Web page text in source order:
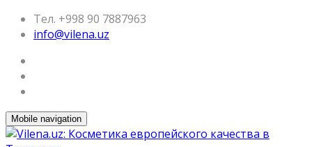
Тел. +998 90 7887963
info@vilena.uz
Mobile navigation